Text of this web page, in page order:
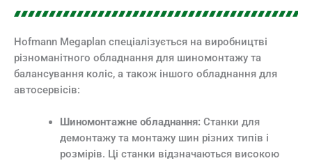
Hofmann Megaplan спеціалізується на виробництві
різноманітного обладнання для шиномонтажу та
балансування коліс, а також іншого обладнання для
автосервісів:
Шиномонтажне обладнання: Станки для
демонтажу та монтажу шин різних типів і
розмірів. Ці станки відзначаються високою